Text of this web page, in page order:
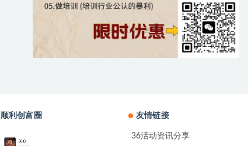
顺利创富圈 友情链接
36活动资讯分享